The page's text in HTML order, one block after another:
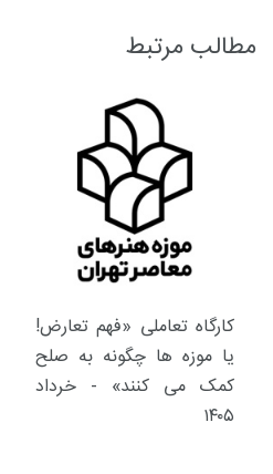
مطالب مرتبط
کارگاه تعاملی «فهم تعارض!
یا موزه ها چگونه به صلح
کمک می کنند» - خرداد
۱۴۰۵